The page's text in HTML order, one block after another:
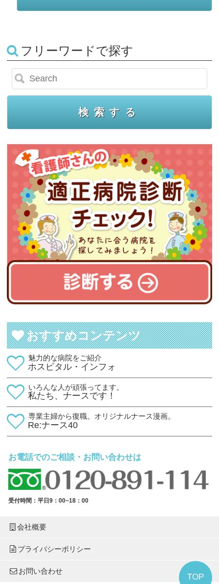
フリーワードで探す
おすすめコンテンツ
魅力的な病院をご紹介
ホスピタル・インフォ
いろんな人が頑張ってます。
私たち、ナースです！
専業主婦から復職。オリジナルナース漫画。
Re:ナース40
TOP
お電話でのご相談・お問い合わせは
受付時間：平日9：00~18：00
会社概要
プライバシーポリシー
お問い合わせ